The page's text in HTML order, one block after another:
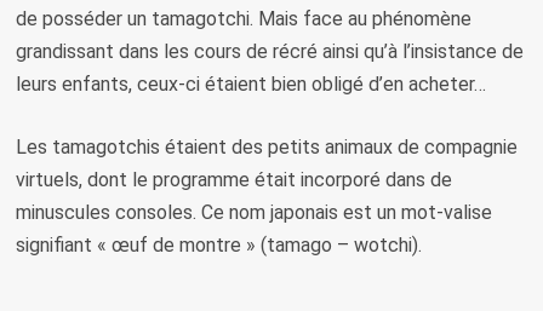
de posséder un tamagotchi. Mais face au phénomène
grandissant dans les cours de récré ainsi qu’à l’insistance de
leurs enfants, ceux-ci étaient bien obligé d’en acheter…
Les tamagotchis étaient des petits animaux de compagnie
virtuels, dont le programme était incorporé dans de
minuscules consoles. Ce nom japonais est un mot-valise
signifiant « œuf de montre » (tamago – wotchi).